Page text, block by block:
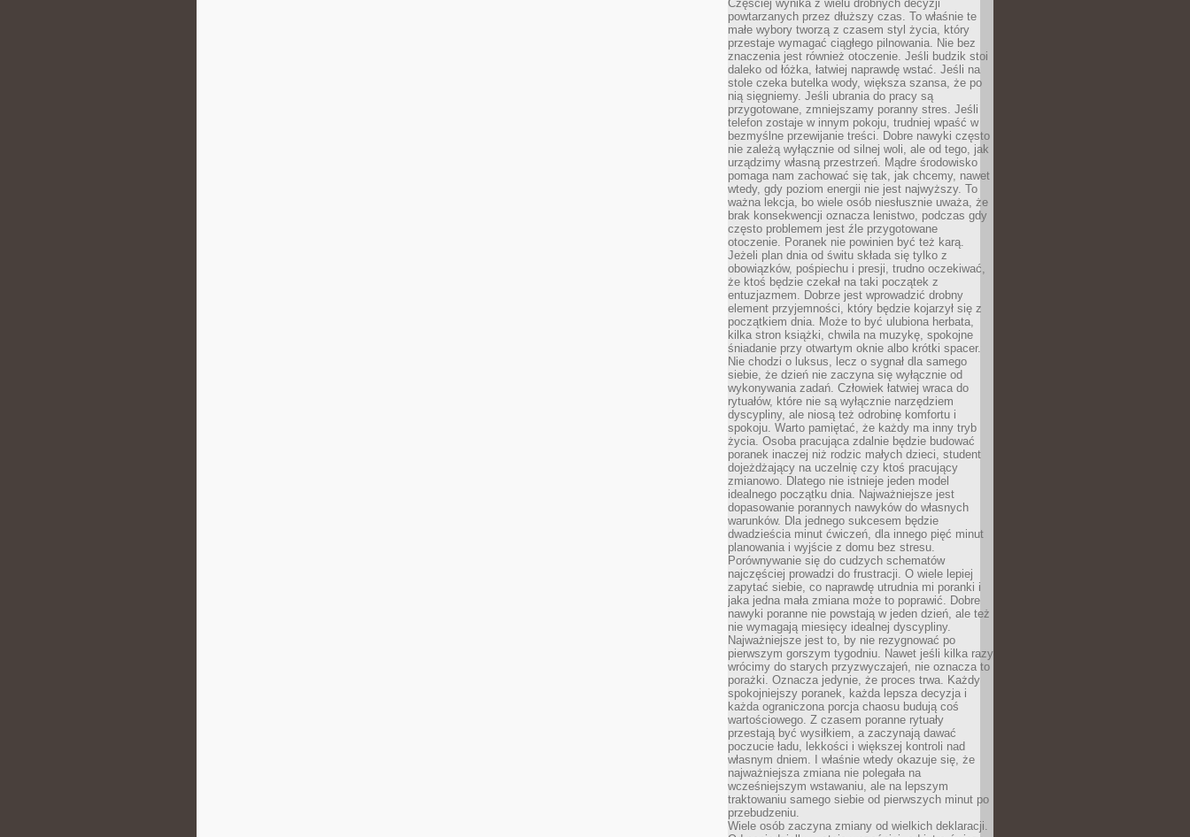
Częściej wynika z wielu drobnych decyzji
powtarzanych przez dłuższy czas. To właśnie te
małe wybory tworzą z czasem styl życia, który
przestaje wymagać ciągłego pilnowania. Nie bez
znaczenia jest również otoczenie. Jeśli budzik stoi
daleko od łóżka, łatwiej naprawdę wstać. Jeśli na
stole czeka butelka wody, większa szansa, że po
nią sięgniemy. Jeśli ubrania do pracy są
przygotowane, zmniejszamy poranny stres. Jeśli
telefon zostaje w innym pokoju, trudniej wpaść w
bezmyślne przewijanie treści. Dobre nawyki często
nie zależą wyłącznie od silnej woli, ale od tego, jak
urządzimy własną przestrzeń. Mądre środowisko
pomaga nam zachować się tak, jak chcemy, nawet
wtedy, gdy poziom energii nie jest najwyższy. To
ważna lekcja, bo wiele osób niesłusznie uważa, że
brak konsekwencji oznacza lenistwo, podczas gdy
często problemem jest źle przygotowane
otoczenie. Poranek nie powinien być też karą.
Jeżeli plan dnia od świtu składa się tylko z
obowiązków, pośpiechu i presji, trudno oczekiwać,
że ktoś będzie czekał na taki początek z
entuzjazmem. Dobrze jest wprowadzić drobny
element przyjemności, który będzie kojarzył się z
początkiem dnia. Może to być ulubiona herbata,
kilka stron książki, chwila na muzykę, spokojne
śniadanie przy otwartym oknie albo krótki spacer.
Nie chodzi o luksus, lecz o sygnał dla samego
siebie, że dzień nie zaczyna się wyłącznie od
wykonywania zadań. Człowiek łatwiej wraca do
rytuałów, które nie są wyłącznie narzędziem
dyscypliny, ale niosą też odrobinę komfortu i
spokoju. Warto pamiętać, że każdy ma inny tryb
życia. Osoba pracująca zdalnie będzie budować
poranek inaczej niż rodzic małych dzieci, student
dojeżdżający na uczelnię czy ktoś pracujący
zmianowo. Dlatego nie istnieje jeden model
idealnego początku dnia. Najważniejsze jest
dopasowanie porannych nawyków do własnych
warunków. Dla jednego sukcesem będzie
dwadzieścia minut ćwiczeń, dla innego pięć minut
planowania i wyjście z domu bez stresu.
Porównywanie się do cudzych schematów
najczęściej prowadzi do frustracji. O wiele lepiej
zapytać siebie, co naprawdę utrudnia mi poranki i
jaka jedna mała zmiana może to poprawić. Dobre
nawyki poranne nie powstają w jeden dzień, ale też
nie wymagają miesięcy idealnej dyscypliny.
Najważniejsze jest to, by nie rezygnować po
pierwszym gorszym tygodniu. Nawet jeśli kilka razy
wrócimy do starych przyzwyczajeń, nie oznacza to
porażki. Oznacza jedynie, że proces trwa. Każdy
spokojniejszy poranek, każda lepsza decyzja i
każda ograniczona porcja chaosu budują coś
wartościowego. Z czasem poranne rytuały
przestają być wysiłkiem, a zaczynają dawać
poczucie ładu, lekkości i większej kontroli nad
własnym dniem. I właśnie wtedy okazuje się, że
najważniejsza zmiana nie polegała na
wcześniejszym wstawaniu, ale na lepszym
traktowaniu samego siebie od pierwszych minut po
przebudzeniu.
Wiele osób zaczyna zmiany od wielkich deklaracji.